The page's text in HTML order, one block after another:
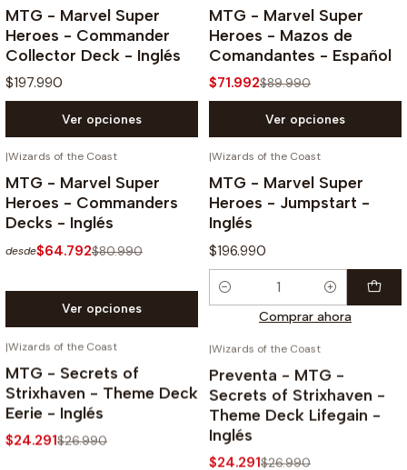
MTG - Marvel Super
Heroes - Commander
Collector Deck - Inglés
$197.990
Ver opciones
-20%
MTG - Marvel Super
Heroes - Mazos de
Comandantes - Español
$71.992$89.990
Ver opciones
-20%
|Wizards of the Coast
MTG - Marvel Super
Heroes - Commanders
Decks - Inglés
desde$64.792$80.990
Ver opciones
|Wizards of the Coast
MTG - Marvel Super
Heroes - Jumpstart -
Inglés
$196.990
Cantidad
Comprar ahora
-10%
NO DISPONIBLE
|Wizards of the Coast
MTG - Secrets of
Strixhaven - Theme Deck
Eerie - Inglés
$24.291$26.990
-10%
NO DISPONIBLE
|Wizards of the Coast
Preventa - MTG -
Secrets of Strixhaven -
Theme Deck Lifegain -
Inglés
$24.291$26.990